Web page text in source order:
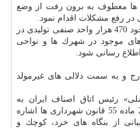
ها معطوف به برون رفت از وضع
در رفع مشكلات اقدام نمود.
با اشاره به وجود 470 هزار واحد صنفی تولیدی در
موجود در شهرك ها و نواحی
رسانی شود.
و به سمت دلالی های غیرمولد
رئیس اتاق اصناف ایران به
مبحث بی توجهی در اجرای بند 20 ماده 55 قانون شهرداری ها اشاره
از بنگاه های خرد، كوچك و